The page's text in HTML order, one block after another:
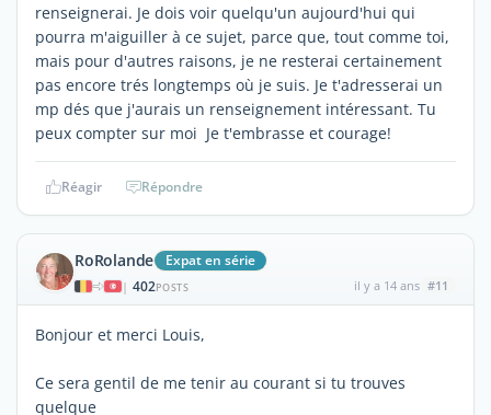
renseignerai. Je dois voir quelqu'un aujourd'hui qui
pourra m'aiguiller à ce sujet, parce que, tout comme toi,
mais pour d'autres raisons, je ne resterai certainement
pas encore trés longtemps où je suis. Je t'adresserai un
mp dés que j'aurais un renseignement intéressant. Tu
peux compter sur moi Je t'embrasse et courage!
Réagir Répondre
RoRolande Expat en série
| 402POSTS il y a 14 ans #11
Bonjour et merci Louis,
Ce sera gentil de me tenir au courant si tu trouves
quelque